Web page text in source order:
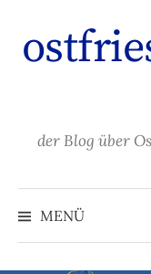
Inhalt
überspringen
der Blog über
MENÜ